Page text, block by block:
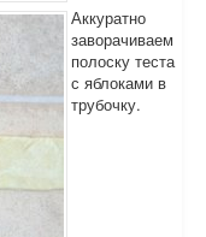
Аккуратно
заворачиваем
полоску теста
с яблоками в
трубочку.